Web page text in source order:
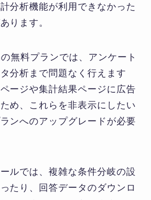
分析機能が利用できなかった
ります。
無料プランでは、アンケート
分析まで問題なく行えます
ージや集計結果ページに広告
め、これらを非表示にしたい
ンへのアップグレードが必要
ルでは、複雑な条件分岐の設
たり、回答データのダウンロ